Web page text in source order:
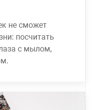
не сможет
посчитать
с мылом,